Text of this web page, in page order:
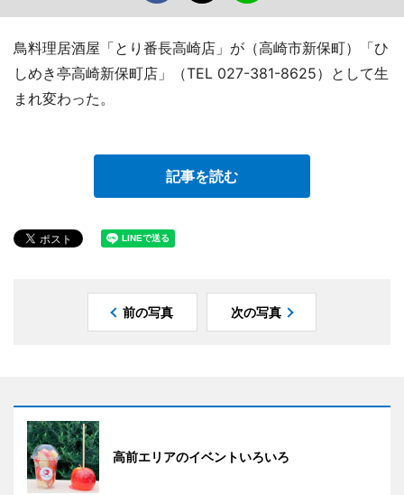
鳥料理居酒屋「とり番長高崎店」が（高崎市新保町）「ひ
しめき亭高崎新保町店」（TEL 027-381-8625）として生
まれ変わった。
記事を読む
前の写真 次の写真
高前エリアのイベントいろいろ